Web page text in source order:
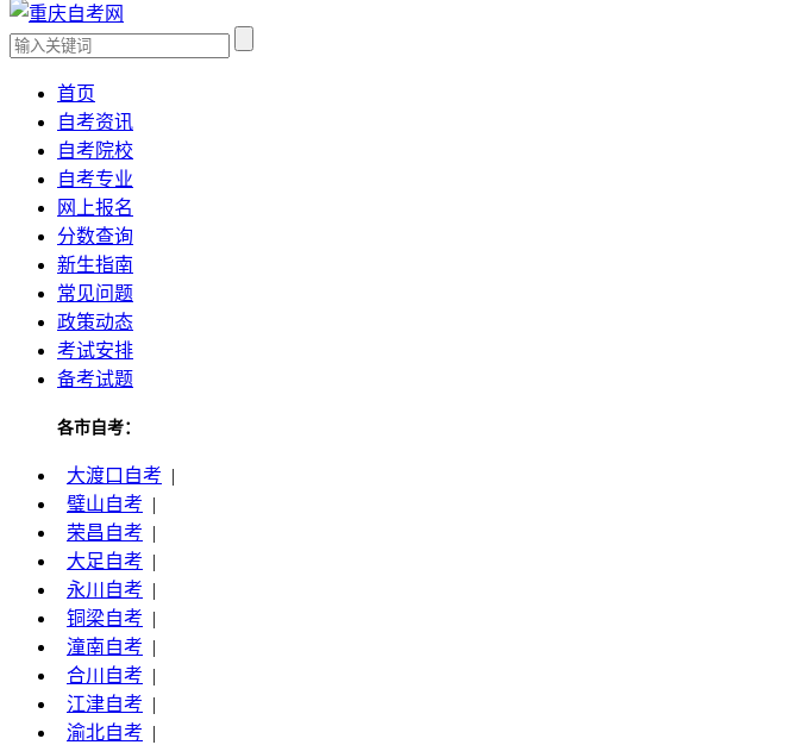
首页
自考资讯
自考院校
自考专业
网上报名
分数查询
新生指南
常见问题
政策动态
考试安排
备考试题
各市自考：
大渡口自考 |
璧山自考 |
荣昌自考 |
大足自考 |
永川自考 |
铜梁自考 |
潼南自考 |
合川自考 |
江津自考 |
渝北自考 |